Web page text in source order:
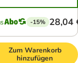
-15% 28,04
Zum Warenkorb
hinzufügen